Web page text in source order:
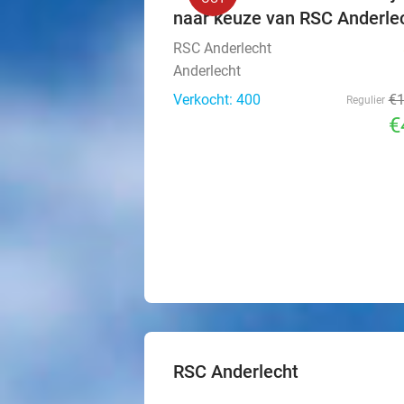
naar keuze van RSC
RSC Anderlecht
Anderlecht
Verkocht: 400
Regulier
RSC Anderlecht